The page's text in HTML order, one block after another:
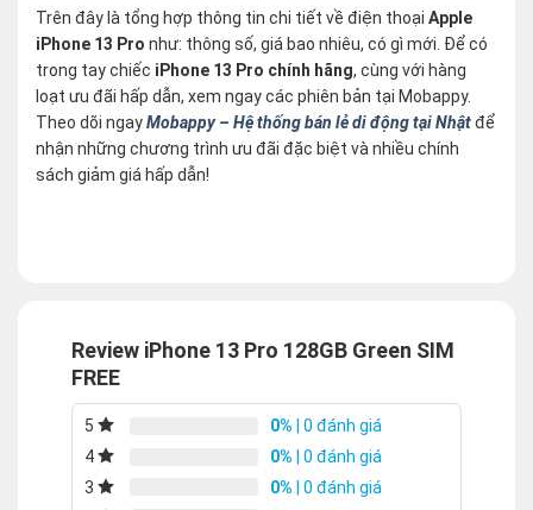
Trên đây là tổng hợp thông tin chi tiết về điện thoại Apple
iPhone 13 Pro như: thông số, giá bao nhiêu, có gì mới. Để có
trong tay chiếc iPhone 13 Pro chính hãng, cùng với hàng
loạt ưu đãi hấp dẫn, xem ngay các phiên bản tại Mobappy.
Theo dõi ngayMobappy – Hệ thống bán lẻ di động tại Nhậtđể
nhận những chương trình ưu đãi đặc biệt và nhiều chính
sách giảm giá hấp dẫn!
Review iPhone 13 Pro 128GB Green SIM
FREE
5 0% | 0 đánh giá
4
0% | 0 đánh giá
3
0% | 0 đánh giá